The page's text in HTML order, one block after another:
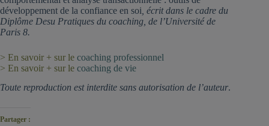
développement de la confiance en soi , écrit dans le cadre du
Diplôme Desu Pratiques du coaching, de l’Université de
Paris 8.
> En savoir + sur le coaching professionnel
> En savoir + sur le coaching de vie
Toute reproduction est interdite sans autorisation de l’auteur.
Partager :